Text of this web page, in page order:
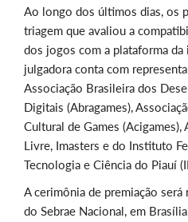
Ao longo dos últimos dias, os
triagem que avaliou a
dos jogos com a plataforma da
julgadora conta com
Associação Brasileira dos
Digitais (Abragames),
Cultural de Games
Livre, Imasters e do Instituto
Tecnologia e Ciência do Piauí
A cerimônia de premiação
do Sebrae Nacional, em